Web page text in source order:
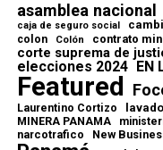
asamblea nacional
caja de seguro social
colon Colón contrato
corte suprema de
elecciones 2024 EN
Featured
Laurentino Cortizo
MINERA PANAMA
narcotrafico New